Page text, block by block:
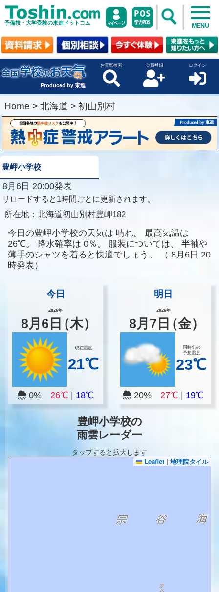
予備校・大学受験の東進ドットコム MENU
Produced by 東進
お天気検索 会員登録 ログイン
Home > 北海道 > 初山別村
豊岬小学校
8月6日 20:00発表
リロードすると1時間ごとに更新されます。
所在地： 北海道初山別村豊岬182
今日の豊岬小学校の天気は 晴れ。
最高気温は
26℃。
降水確率は 0％。 服装については、
半袖や
薄手のシャツを着ると快適でしょう。
（ 8月6日 20
時発表）
今日
2026年
8月 6 日（木）
現在温度
21℃
0% 26℃ 18℃
明日
2026年
8月 7 日（金）
同時刻の
予想温度
23℃
20%27℃ 19℃
豊岬小学校の
雨雲レーダー
タップすると拡大します
Leaflet | 地理院タイル